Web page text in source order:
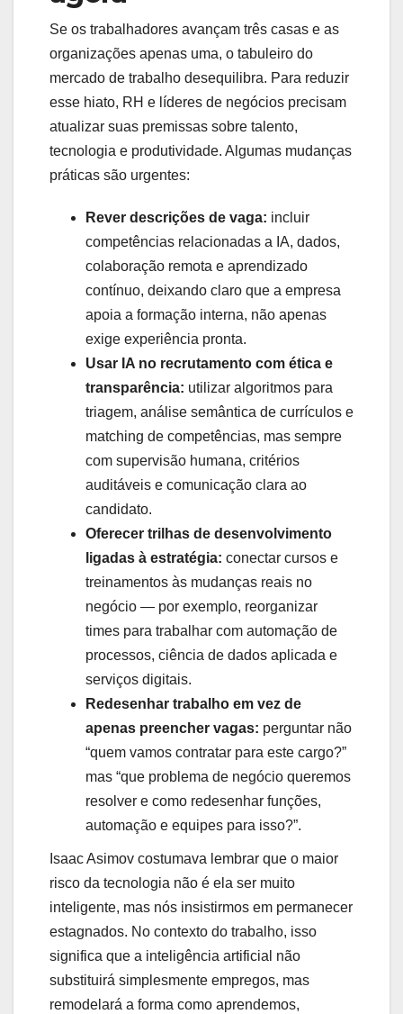
Se os trabalhadores avançam três casas e as
organizações apenas uma, o tabuleiro do
mercado de trabalho desequilibra. Para reduzir
esse hiato, RH e líderes de negócios precisam
atualizar suas premissas sobre talento,
tecnologia e produtividade. Algumas mudanças
práticas são urgentes:
Rever descrições de vaga: incluir
competências relacionadas a IA, dados,
colaboração remota e aprendizado
contínuo, deixando claro que a empresa
apoia a formação interna, não apenas
exige experiência pronta.
Usar IA no recrutamento com ética e
transparência: utilizar algoritmos para
triagem, análise semântica de currículos e
matching de competências, mas sempre
com supervisão humana, critérios
auditáveis e comunicação clara ao
candidato.
Oferecer trilhas de desenvolvimento
ligadas à estratégia: conectar cursos e
treinamentos às mudanças reais no
negócio — por exemplo, reorganizar
times para trabalhar com automação de
processos, ciência de dados aplicada e
serviços digitais.
Redesenhar trabalho em vez de
apenas preencher vagas: perguntar não
“quem vamos contratar para este cargo?”
mas “que problema de negócio queremos
resolver e como redesenhar funções,
automação e equipes para isso?”.
Isaac Asimov costumava lembrar que o maior
risco da tecnologia não é ela ser muito
inteligente, mas nós insistirmos em permanecer
estagnados. No contexto do trabalho, isso
significa que a inteligência artificial não
substituirá simplesmente empregos, mas
remodelará a forma como aprendemos,